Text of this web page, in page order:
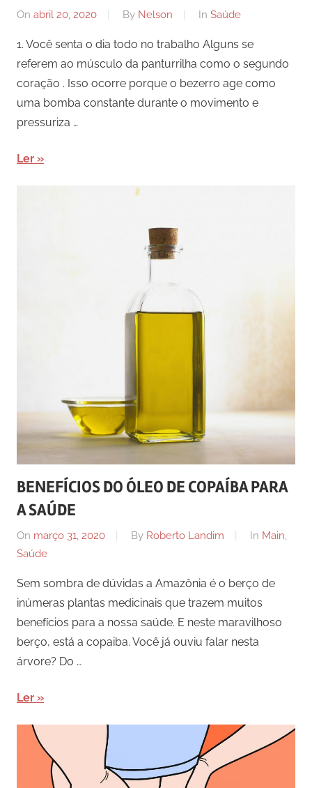
On abril 20, 2020 By Nelson In Saúde
1. Você senta o dia todo no trabalho Alguns se
referem ao músculo da panturrilha como o segundo
coração . Isso ocorre porque o bezerro age como
uma bomba constante durante o movimento e
pressuriza …
Ler
BENEFÍCIOS DO ÓLEO DE COPAÍBA PARA
A SAÚDE
On março 31, 2020 By Roberto Landim In Main,
Saúde
Sem sombra de dúvidas a Amazônia é o berço de
inúmeras plantas medicinais que trazem muitos
benefícios para a nossa saúde. E neste maravilhoso
berço, está a copaiba. Você já ouviu falar nesta
árvore? Do …
Ler